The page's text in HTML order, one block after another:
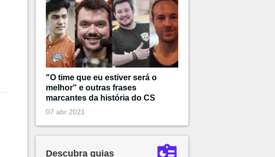
"O time que eu estiver será o
melhor" e outras frases
marcantes da história do CS
07 abr 2021
Descubra guias